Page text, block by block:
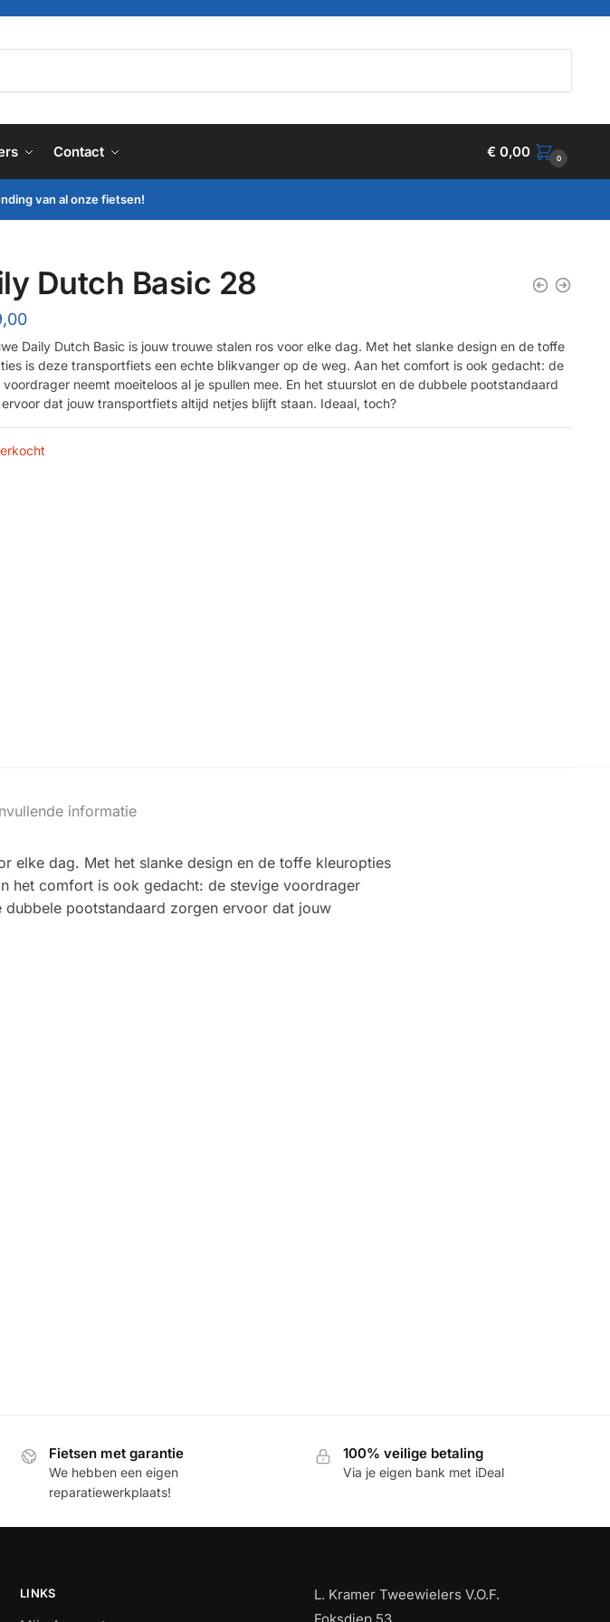
Contact €0,00 0
van al onze fietsen!
Dutch Basic 28
Daily Dutch Basic is jouw trouwe stalen ros voor elke dag. Met het slanke design en de toffe
is deze transportfiets een echte blikvanger op de weg. Aan het comfort is ook gedacht: de
voordrager neemt moeiteloos al je spullen mee. En het stuurslot en de dubbele pootstandaard
dat jouw transportfiets altijd netjes blijft staan. Ideaal, toch?
informatie
elke dag. Met het slanke design en de toffe kleuropties
het comfort is ook gedacht: de stevige voordrager
dubbele pootstandaard zorgen ervoor dat jouw
Fietsen met garantie
We hebben een eigen
reparatiewerkplaats!
100% veilige betaling
Via je eigen bank met iDeal
LINKS
L. Kramer Tweewielers V.O.F.